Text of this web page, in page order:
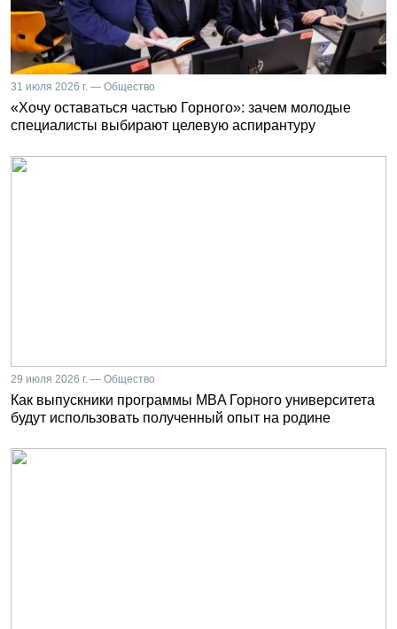
31 июля 2026 г. — Общество
«Хочу оставаться частью Горного»: зачем молодые
специалисты выбирают целевую аспирантуру
29 июля 2026 г. — Общество
Как выпускники программы MBA Горного университета
будут использовать полученный опыт на родине